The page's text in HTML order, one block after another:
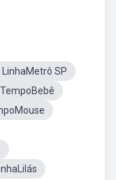
LinhaMetrô SP
TempoBebê